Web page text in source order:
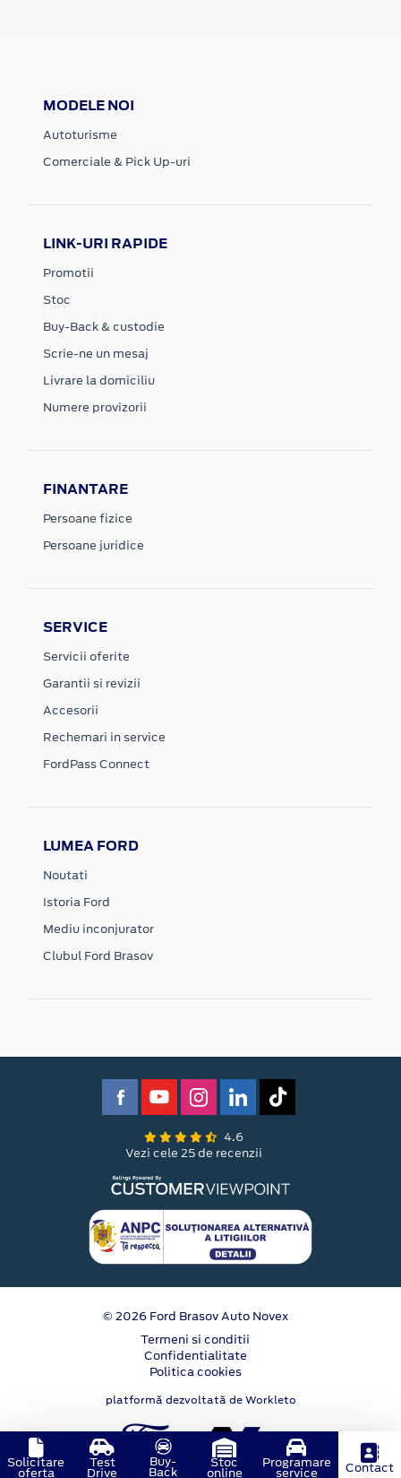
MODELE NOI
Autoturisme
Comerciale & Pick Up-uri
LINK-URI RAPIDE
Promotii
Stoc
Buy-Back & custodie
Scrie-ne un mesaj
Livrare la domiciliu
Numere provizorii
FINANTARE
Persoane fizice
Persoane juridice
SERVICE
Servicii oferite
Garantii si revizii
Accesorii
Rechemari in service
FordPass Connect
LUMEA FORD
Noutati
Istoria Ford
Mediu inconjurator
Clubul Ford Brasov
4.6
Vezi cele 25 de recenzii
© 2026 Ford Brasov Auto Novex
Termeni si conditii
Confidentialitate
Politica cookies
platformă dezvoltată de Workleto
Solicitare
oferta
Test
Drive
Buy-
Back
Stoc
online
Programare
service Contact